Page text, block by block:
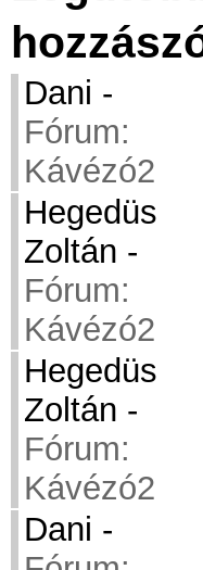
Dani -
Fórum:
Kávézó2
Hegedüs
Zoltán -
Fórum:
Kávézó2
Hegedüs
Zoltán -
Fórum:
Kávézó2
Dani -